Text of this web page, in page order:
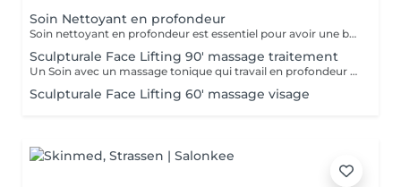
Soin Nettoyant en profondeur
Soin nettoyant en profondeur est essentiel pour avoir une belle peau. Effets: - Améliore la capacité de balance et de régulation de la peau (hydratatiin, sebum) - Augmente l'oxygénation de la peau et les échanges cellulaire - Entretien la régénération cellulaire - Sensation de fraicheur RESULTAT: La peau est frache, nette et éclatant
Sculpturale Face Lifting 90' massage traitement
Un Soin avec un massage tonique qui travail en profondeur les muscles de votre visage en interne et en externe. RESULTATS: - Rajeunissement naturel sans injections - Amélioration du tonus musculaire (fitness passif du visage) - Action drainage, detoxication - Enrichissement en oxygène - Amélioration de la microcirculation - Disparition de double menton - La peau devient plus lisse et plus élastique
Sculpturale Face Lifting 60' massage visage